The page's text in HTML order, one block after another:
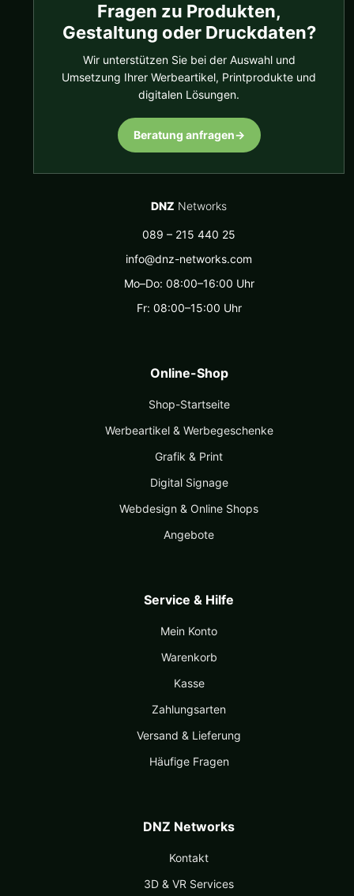
Fragen zu Produkten,
Gestaltung oder Druckdaten?
Wir unterstützen Sie bei der Auswahl und
Umsetzung Ihrer Werbeartikel, Printprodukte und
digitalen Lösungen.
Beratung anfragen→
DNZ Networks
089 – 215 440 25
info@dnz-networks.com
Mo–Do: 08:00–16:00 Uhr
Fr: 08:00–15:00 Uhr
Online-Shop
Shop-Startseite
Werbeartikel & Werbegeschenke
Grafik & Print
Digital Signage
Webdesign & Online Shops
Angebote
Service & Hilfe
Mein Konto
Warenkorb
Kasse
Zahlungsarten
Versand & Lieferung
Häufige Fragen
DNZ Networks
Kontakt
3D & VR Services